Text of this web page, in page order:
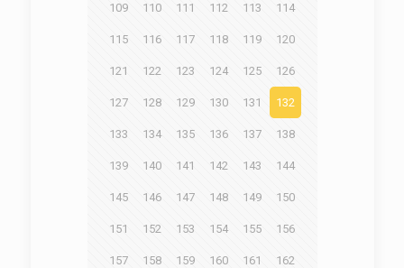
109 110 111 112 113 114
115 116 117 118 119 120
121 122 123 124 125 126
127 128 129 130 131 132
133 134 135 136 137 138
139 140 141 142 143 144
145 146 147 148 149 150
151 152 153 154 155 156
157 158 159 160 161 162